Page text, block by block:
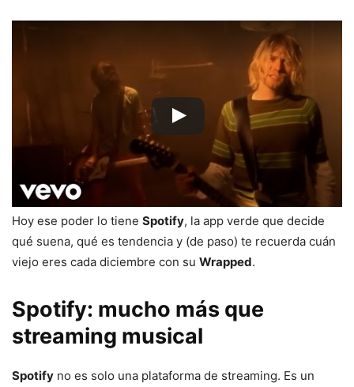
Hoy ese poder lo tiene Spotify, la app verde que decide
qué suena, qué es tendencia y (de paso) te recuerda cuán
viejo eres cada diciembre con su Wrapped.
Spotify: mucho más que
streaming musical
Spotify no es solo una plataforma de streaming. Es un